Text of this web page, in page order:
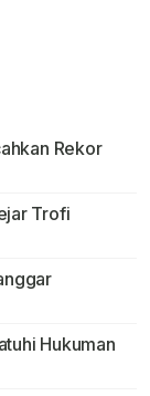
Rekor
Trofi
Hukuman